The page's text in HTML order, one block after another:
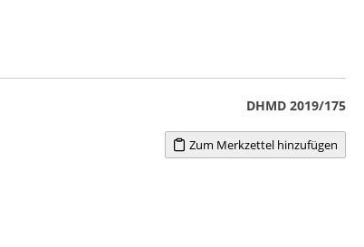
DHMD 2019/175
Zum Merkzettel hinzufügen